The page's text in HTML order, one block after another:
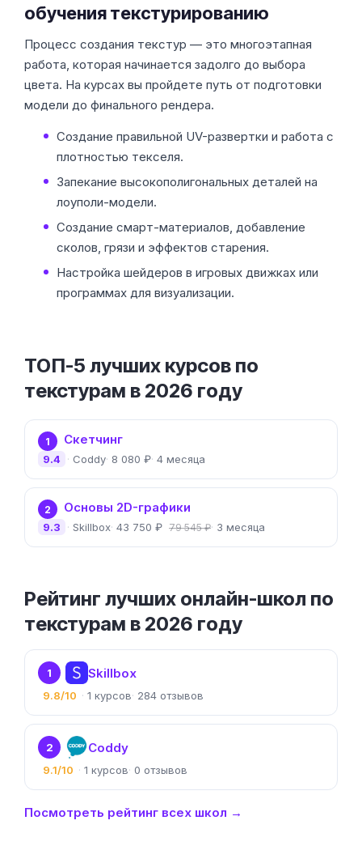
обучения текстурированию
Процесс создания текстур — это многоэтапная
работа, которая начинается задолго до выбора
цвета. На курсах вы пройдете путь от подготовки
модели до финального рендера.
Создание правильной UV-развертки и работа с
плотностью текселя.
Запекание высокополигональных деталей на
лоуполи-модели.
Создание смарт-материалов, добавление
сколов, грязи и эффектов старения.
Настройка шейдеров в игровых движках или
программах для визуализации.
ТОП-5 лучших курсов по
текстурам в 2026 году
1 Скетчинг
Coddy 8 080 ₽ 4 месяца
9.4
2 Основы 2D-графики
Skillbox 43 750 ₽ 79 545 ₽ 3 месяца
9.3
Рейтинг лучших онлайн-школ по
текстурам в 2026 году
1 Skillbox
9.8/10 1 284
2 Coddy
9.1/10 1 0
Посмотреть рейтинг всех школ →